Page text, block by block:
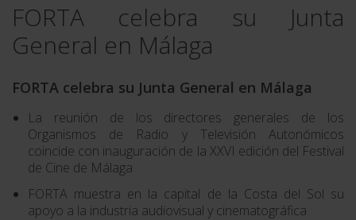
FORTA celebra su Junta
General en Málaga
FORTA celebra su Junta General en Málaga
La reunión de los directores generales de los
Organismos de Radio y Televisión Autonómicos
coincide con inauguración de la XXVI edición del Festival
de Cine de Málaga
FORTA muestra en la capital de la Costa del Sol su
apoyo a la industria audiovisual y cinematográfica